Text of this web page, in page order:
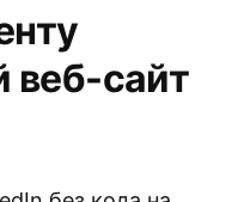
веб-сайт